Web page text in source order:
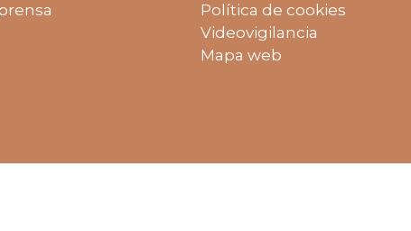
Política de cookies
Videovigilancia
Mapa web